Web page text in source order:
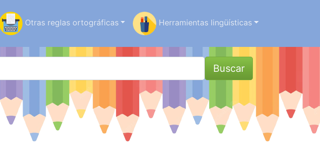
Otras reglas ortográficas Herramientas lingüísticas
Buscar